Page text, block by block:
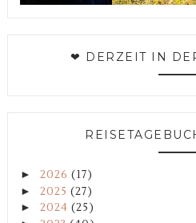
❤ DERZEIT IN
► 2026 (17)
► 2025 (27)
► 2024 (25)